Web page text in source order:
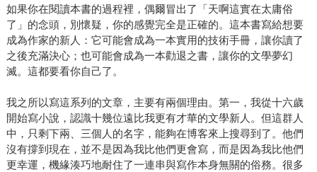
如果你在閱讀本書的過程裡，偶爾冒出了「天啊這實在太庸俗
了」的念頭，別懷疑，你的感覺完全是正確的。這本書寫給想要
成為作家的新人：它可能會成為一本實用的技術手冊，讓你讀了
之後充滿決心；也可能會成為一本勸退之書，讓你的文學夢幻
滅。這都要看你自己了。
我之所以寫這系列的文章，主要有兩個理由。第一，我從十六歲
開始寫小說，認識十幾位遠比我更有才華的文學新人。但這群人
中，只剩下兩、三個人的名字，能夠在博客來上搜尋到了。他們
沒有撐到現在，並不是因為我比他們更會寫，而是因為我比他們
更幸運，機緣湊巧地耐住了一連串與寫作本身無關的俗務。很多